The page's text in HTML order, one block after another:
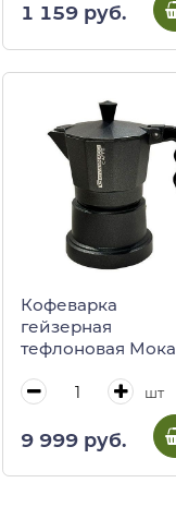
1 159 руб.
Кофеварка
гейзерная
тефлоновая Мока
GIOVANNACCI
шт
9 999 руб.